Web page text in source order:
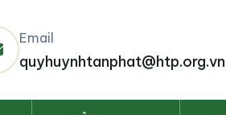
Email
quyhuynhtanphat@htp.org.vn